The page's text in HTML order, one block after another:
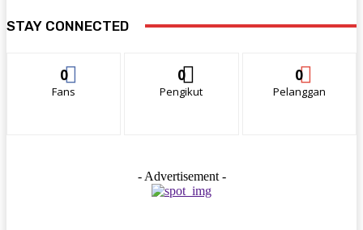
STAY CONNECTED
0
Fans
0
Pengikut
0
Pelanggan
- Advertisement -